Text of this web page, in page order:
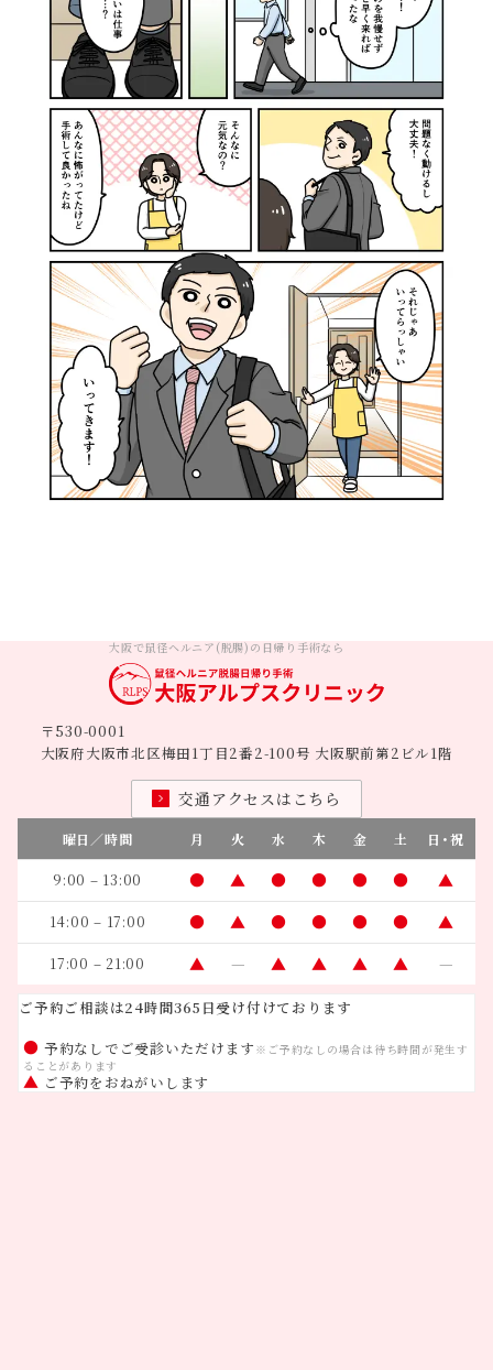
大阪で鼠径ヘルニア(脱腸)の日帰り手術なら
〒530-0001
大阪府大阪市北区梅田1丁目2番2-100号 大阪駅前第2ビル1階
交通アクセスはこちら
曜日／時間 月 火 水 木 金 土 日・祝
9:00 – 13:00 ● ▲ ● ● ● ● ▲
14:00 – 17:00 ● ▲ ● ● ● ● ▲
17:00 – 21:00 ▲ — ▲ ▲ ▲ ▲ —
ご予約ご相談は24時間365日受け付けております
● 予約なしでご受診いただけます ※ご予約なしの場合は待ち時間が発生す
ることがあります
▲ ご予約をおねがいします